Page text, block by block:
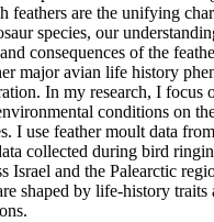
feathers are the unifying
species, our
consequences of the
major avian life history
In my research, I focus
conditions on
I use feather moult data
collected during bird
Israel and the Palearctic
shaped by life-history traits